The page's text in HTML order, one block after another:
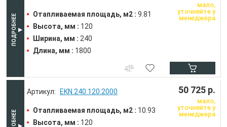
Отапливаемая площадь, м2 : 9.81
Высота, мм : 120
Ширина, мм : 240
Длина, мм : 1800
мало,
уточняйте у
менеджера
EKN.240.120.2000
Отапливаемая площадь, м2 : 10.93
Высота, мм : 120
50 725 р.
мало,
уточняйте у
менеджера